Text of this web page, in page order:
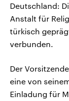
Deutschland:
Anstalt für
türkisch
verbunden.
Der
eine von
Einladung für